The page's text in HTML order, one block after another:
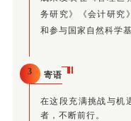
务研究》《会计研究
和参与国家自然科学
3 寄语
在这段充满挑战与机
者，不断前行。